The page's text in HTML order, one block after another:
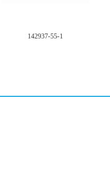
142937-55-1